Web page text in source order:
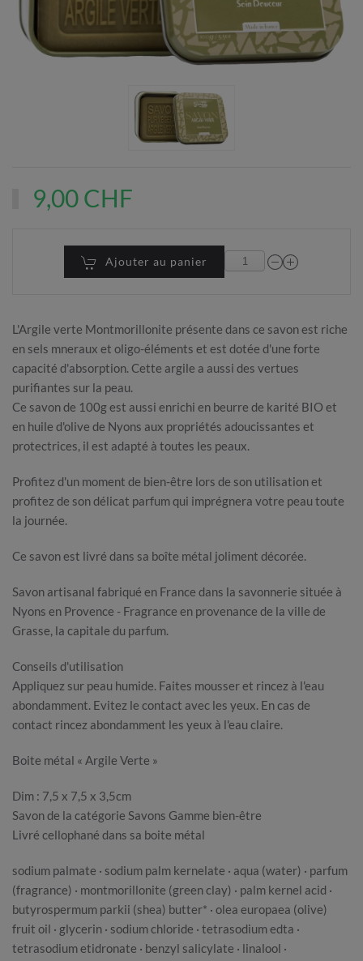
9,00 CHF
Ajouter au panier
L'Argile verte Montmorillonite présente dans ce savon est riche
en sels mneraux et oligo-éléments et est dotée d'une forte
capacité d'absorption. Cette argile a aussi des vertues
purifiantes sur la peau.
Ce savon de 100g est aussi enrichi en beurre de karité BIO et
en huile d'olive de Nyons aux propriétés adoucissantes et
protectrices, il est adapté à toutes les peaux.
Profitez d'un moment de bien-être lors de son utilisation et
profitez de son délicat parfum qui imprégnera votre peau toute
la journée.
Ce savon est livré dans sa boîte métal joliment décorée.
Savon artisanal fabriqué en France dans la savonnerie située à
Nyons en Provence - Fragrance en provenance de la ville de
Grasse, la capitale du parfum.
Conseils d'utilisation
Appliquez sur peau humide. Faites mousser et rincez à l'eau
abondamment. Evitez le contact avec les yeux. En cas de
contact rincez abondamment les yeux à l'eau claire.
Boite métal « Argile Verte »
Dim : 7,5 x 7,5 x 3,5cm
Savon de la catégorie Savons Gamme bien-être
Livré cellophané dans sa boite métal
sodium palmate · sodium palm kernelate · aqua (water) · parfum
(fragrance) · montmorillonite (green clay) · palm kernel acid ·
butyrospermum parkii (shea) butter* · olea europaea (olive)
fruit oil · glycerin · sodium chloride · tetrasodium edta ·
tetrasodium etidronate · benzyl salicylate · linalool ·